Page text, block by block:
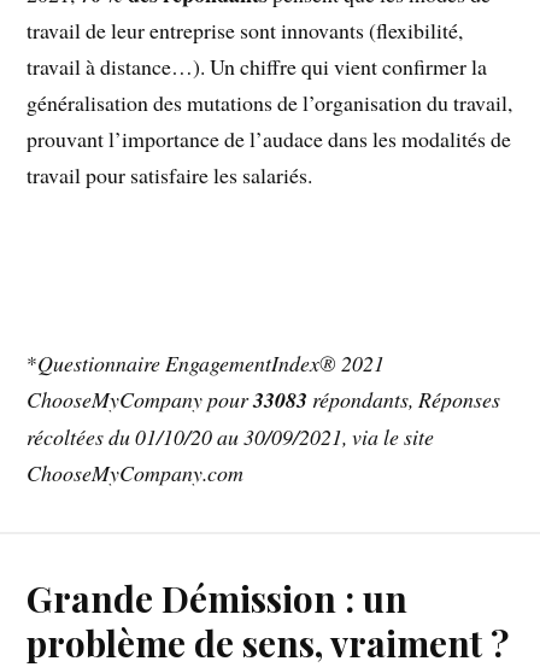
travail de leur entreprise sont innovants (flexibilité,
travail à distance…). Un chiffre qui vient confirmer la
généralisation des mutations de l’organisation du travail,
prouvant l’importance de l’audace dans les modalités de
travail pour satisfaire les salariés.
*Questionnaire EngagementIndex® 2021
ChooseMyCompany pour33083 répondants, Réponses
récoltées du 01/10/20 au 30/09/2021, via le site
ChooseMyCompany.com
Grande Démission : un
problème de sens, vraiment ?